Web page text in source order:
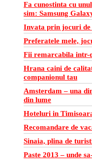
Fa cunostinta cu
sim: Samsung
Invata prin jocuri
Preferatele mele,
Fii remarcabila intr-
Hrana caini de
companionul tau
Amsterdam – una
din lume
Hoteluri in
Recomandare de
Sinaia, plina de
Paste 2013 – unde